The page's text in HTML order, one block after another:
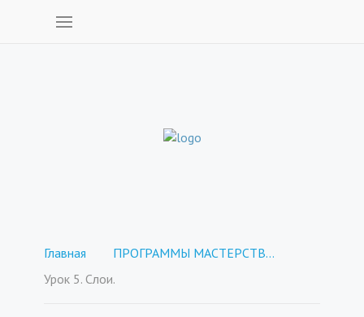
Главная
ПРОГРАММЫ МАСТЕРСТВА - покупка отдельных курсов
Урок 5. Слои.